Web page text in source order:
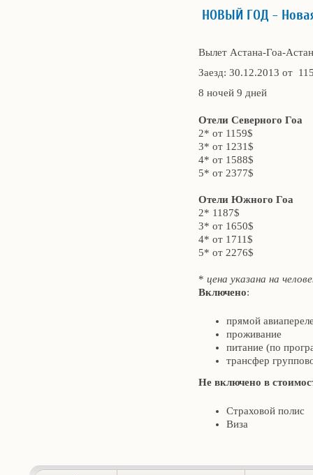
НОВЫЙ ГОД -
Вылет Астана-Гоа-
Заезд: 30.12.2013 от
8 ночей 9 дней
Отели Северного Гоа
2* от 1159$
3* от 1231$
4* от 1588$
5* от 2377$
Отели Южного Гоа
2* 1187$
3* от 1650$
4* от 1711$
5* от 2276$
* цена указана на
Включено:
прямой
проживание
питание (по
трансфер
Не включено в
Страховой полис
Виза